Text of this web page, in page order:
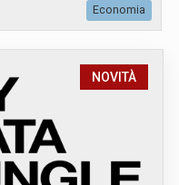
Economia
NOVITÀ